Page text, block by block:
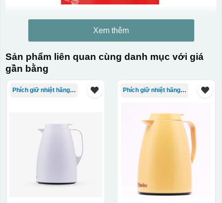
Xem thêm
Sản phẩm liên quan cùng danh mục với giá
gần bằng
Phích giữ nhiệt hãng Rạng Đông Phích giữ nhiệt hãng Rạng Đông